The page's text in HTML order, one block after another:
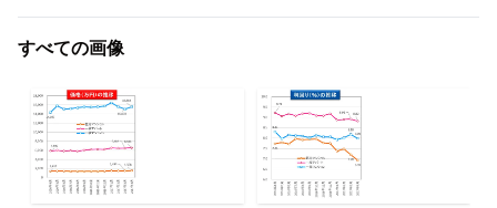
すべての画像